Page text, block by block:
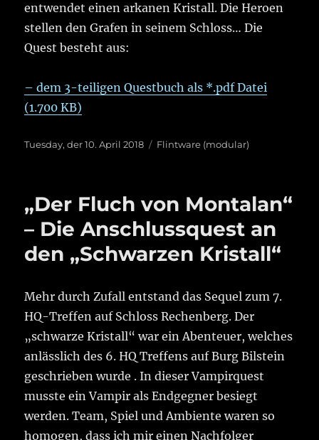
entwendet einen arkanen Kristall. Die Heroen
stellen den Grafen in seinem Schloss… Die
Quest besteht aus:
– dem 3-teiligen Questbuch als *.pdf Datei
(1.700 KB)
Veröffentlicht
Tuesday, der 10. April 2018 Kategorien
Flintware (modular)
„Der Fluch von Montalan“
– Die Anschlussquest an
den „Schwarzen Kristall“
Mehr durch Zufall entstand das Sequel zum 7.
HQ-Treffen auf Schloss Rechenberg. Der
„schwarze Kristall“ war ein Abenteuer, welches
anlässlich des 6. HQ Treffens auf Burg Bilstein
geschrieben wurde . In dieser Vampirquest
musste ein Vampir als Endgegner besiegt
werden. Team, Spiel und Ambiente waren so
homogen, dass ich mir einen Nachfolger